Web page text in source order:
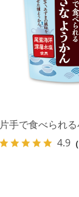
片手で食べられ
4.9